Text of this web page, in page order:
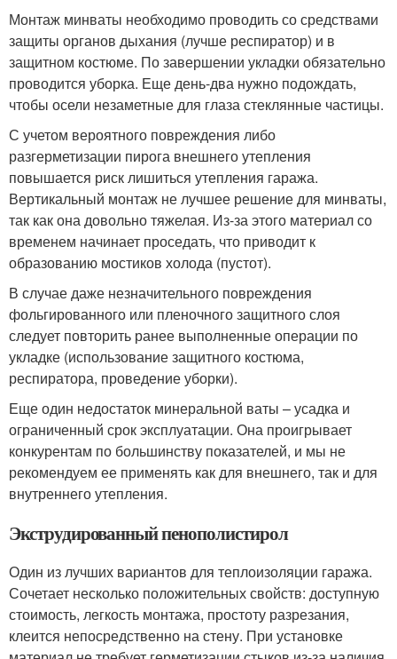
Монтаж минваты необходимо проводить со средствами
защиты органов дыхания (лучше респиратор) и в
защитном костюме. По завершении укладки обязательно
проводится уборка. Еще день-два нужно подождать,
чтобы осели незаметные для глаза стеклянные частицы.
С учетом вероятного повреждения либо
разгерметизации пирога внешнего утепления
повышается риск лишиться утепления гаража.
Вертикальный монтаж не лучшее решение для минваты,
так как она довольно тяжелая. Из-за этого материал со
временем начинает проседать, что приводит к
образованию мостиков холода (пустот).
В случае даже незначительного повреждения
фольгированного или пленочного защитного слоя
следует повторить ранее выполненные операции по
укладке (использование защитного костюма,
респиратора, проведение уборки).
Еще один недостаток минеральной ваты – усадка и
ограниченный срок эксплуатации. Она проигрывает
конкурентам по большинству показателей, и мы не
рекомендуем ее применять как для внешнего, так и для
внутреннего утепления.
Экструдированный пенополистирол
Один из лучших вариантов для теплоизоляции гаража.
Сочетает несколько положительных свойств: доступную
стоимость, легкость монтажа, простоту разрезания,
клеится непосредственно на стену. При установке